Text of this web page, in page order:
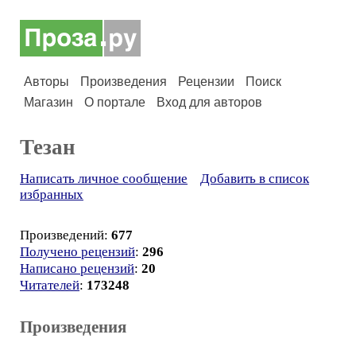
Авторы Произведения Рецензии
Поиск
Магазин
О портале Вход для авторов
Тезан
Написать личное сообщение
Добавить в список
избранных
Произведений: 677
Получено рецензий: 296
Написано рецензий: 20
Читателей: 173248
Произведения